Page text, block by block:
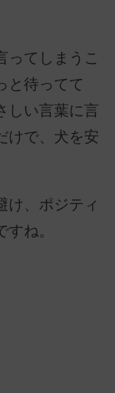
ってしまうこ
と待ってて
しい言葉に言
けで、犬を安
け、ポジティ
ね。